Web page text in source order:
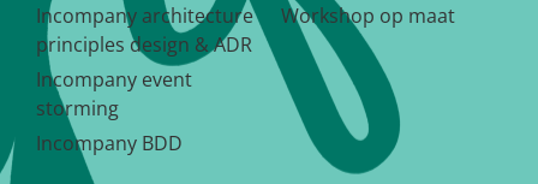
Incompany architecture
principles design & ADR
Incompany event
storming
Incompany BDD
Workshop op maat